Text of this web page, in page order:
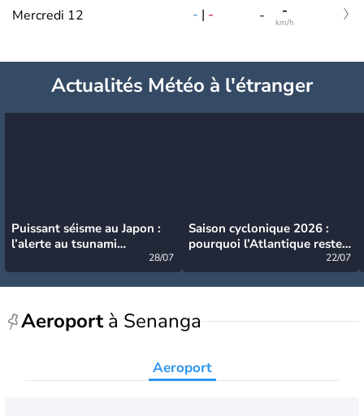
Mercredi 12 - | - - -
km/h
Actualités Météo à l'étranger
Puissant séisme au Japon :
l’alerte au tsunami
28/07
Saison cyclonique 2026 :
pourquoi l’Atlantique reste
22/07
Aeroportà Senanga
Aeroport